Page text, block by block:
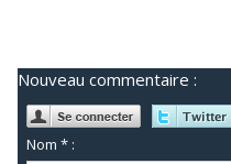
Nouveau commentaire :
Nom * :